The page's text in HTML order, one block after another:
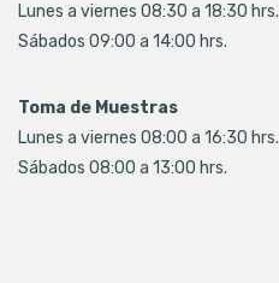
Lunes a viernes 08:30 a 18:30 hrs.
Sábados 09:00 a 14:00 hrs.
Toma de Muestras
Lunes a viernes 08:00 a 16:30 hrs.
Sábados 08:00 a 13:00 hrs.